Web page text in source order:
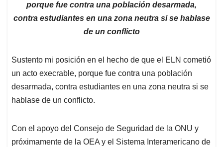
porque fue contra una población desarmada,
contra estudiantes en una zona neutra si se hablase
de un conflicto
Sustento mi posición en el hecho de que el ELN cometió
un acto execrable, porque fue contra una población
desarmada, contra estudiantes en una zona neutra si se
hablase de un conflicto.
Con el apoyo del Consejo de Seguridad de la ONU y
próximamente de la OEA y el Sistema Interamericano de